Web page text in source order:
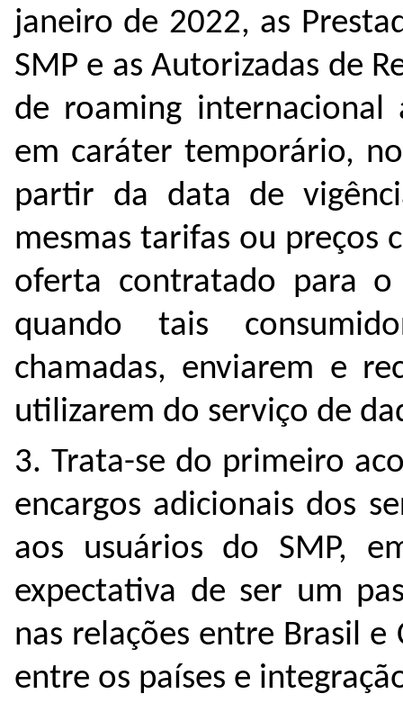
janeiro de 2022, as
SMP e as Autorizadas de
de roaming internacional
em caráter temporário,
partir da data de
mesmas tarifas ou preços
oferta contratado para
quando tais
chamadas, enviarem e
utilizarem do serviço de
3. Trata-se do primeiro
encargos adicionais dos
aos usuários do SMP,
expectativa de ser um
nas relações entre Brasil
entre os países e